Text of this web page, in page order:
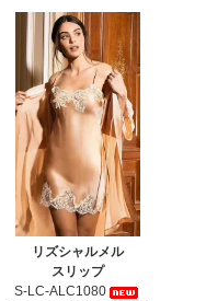
リズシャルメル
スリップ
S-LC-ALC1080